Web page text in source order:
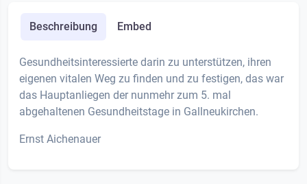
Beschreibung Embed
Gesundheitsinteressierte darin zu unterstützen, ihren
eigenen vitalen Weg zu finden und zu festigen, das war
das Hauptanliegen der nunmehr zum 5. mal
abgehaltenen Gesundheitstage in Gallneukirchen.
Ernst Aichenauer